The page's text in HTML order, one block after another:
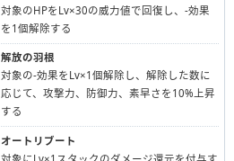
対象のHPをLv×30の威力値で回復し、-効果
を1個解除する
解放の羽根
対象の-効果をLv×1個解除し、解除した数に
応じて、攻撃力、防御力、素早さを10%上昇
する
オートリブート